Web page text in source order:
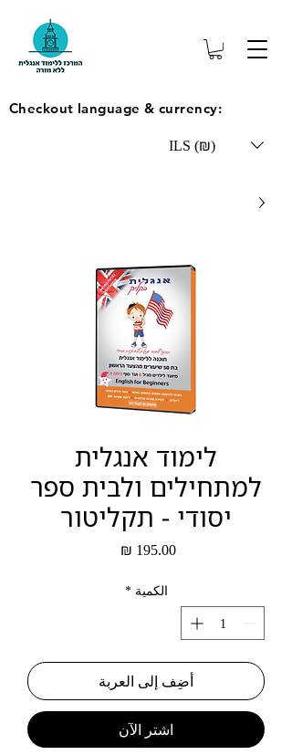
Checkout language & currency:
ILS (₪)
לימוד אנגלית
למתחילים ולבית ספר
יסודי - תקליטור
الكمية *
أضِف إلى العربة
اشترِ الآن